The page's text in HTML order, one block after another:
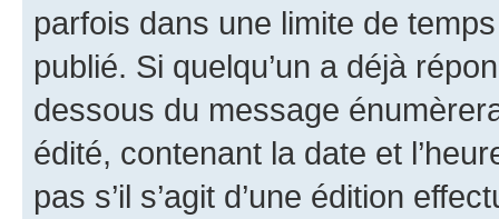
parfois dans une limite de
publié. Si quelqu’un a déjà
dessous du message
édité, contenant la date et
pas s’il s’agit d’une édition